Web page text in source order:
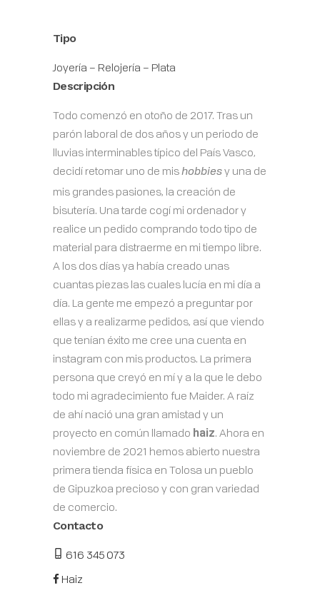
Tipo
Joyería – Relojería – Plata
Descripción
Todo comenzó en otoño de 2017. Tras un
parón laboral de dos años y un periodo de
lluvias interminables típico del País Vasco,
decidí retomar uno de mis hobbies y una de
mis grandes pasiones, la creación de
bisutería. Una tarde cogí mi ordenador y
realice un pedido comprando todo tipo de
material para distraerme en mi tiempo libre.
A los dos días ya había creado unas
cuantas piezas las cuales lucía en mi día a
día. La gente me empezó a preguntar por
ellas y a realizarme pedidos, así que viendo
que tenían éxito me cree una cuenta en
instagram con mis productos. La primera
persona que creyó en mí y a la que le debo
todo mi agradecimiento fue Maider. A raíz
de ahí nació una gran amistad y un
proyecto en común llamado haiz. Ahora en
noviembre de 2021 hemos abierto nuestra
primera tienda física en Tolosa un pueblo
de Gipuzkoa precioso y con gran variedad
de comercio.
Contacto
616 345 073
Haiz